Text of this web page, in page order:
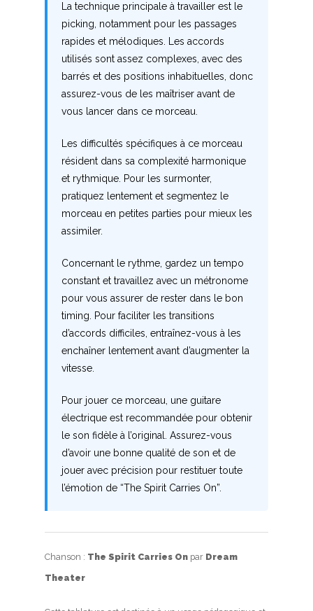
La technique principale à travailler est le
picking, notamment pour les passages
rapides et mélodiques. Les accords
utilisés sont assez complexes, avec des
barrés et des positions inhabituelles, donc
assurez-vous de les maîtriser avant de
vous lancer dans ce morceau.
Les difficultés spécifiques à ce morceau
résident dans sa complexité harmonique
et rythmique. Pour les surmonter,
pratiquez lentement et segmentez le
morceau en petites parties pour mieux les
assimiler.
Concernant le rythme, gardez un tempo
constant et travaillez avec un métronome
pour vous assurer de rester dans le bon
timing. Pour faciliter les transitions
d’accords difficiles, entraînez-vous à les
enchaîner lentement avant d’augmenter la
vitesse.
Pour jouer ce morceau, une guitare
électrique est recommandée pour obtenir
le son fidèle à l’original. Assurez-vous
d’avoir une bonne qualité de son et de
jouer avec précision pour restituer toute
l’émotion de “The Spirit Carries On”.
Chanson : The Spirit Carries On par Dream
Theater
Z
Nouvelles tabs
Top 100
Accords de guitare